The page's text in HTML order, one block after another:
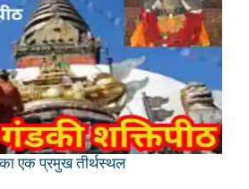
एक प्रमुख तीर्थस्थल